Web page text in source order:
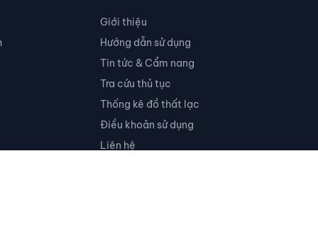
Giới thiệu
Hướng dẫn sử dụng
Tin tức & Cẩm nang
Tra cứu thủ tục
Thống kê đồ thất lạc
Điều khoản sử dụng
Liên hệ